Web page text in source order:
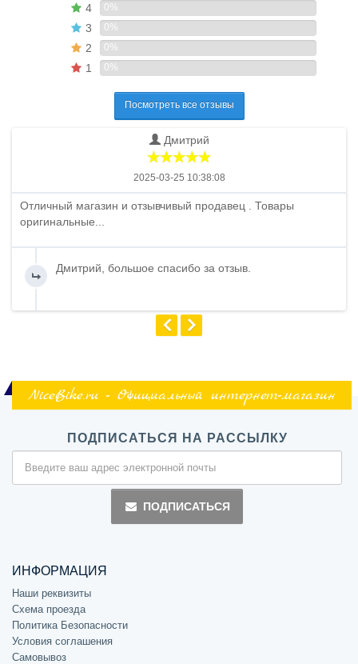
4 0%
3 0%
2 0%
1 0%
Посмотреть все отзывы
Дмитрий
2025-03-25 10:38:08
Отличный магазин и отзывчивый продавец . Товары
оригинальные...
Дмитрий, большое спасибо за отзыв.
NiceBike.ru - Официальный интернет-магазин
ПОДПИСАТЬСЯ НА РАССЫЛКУ
ПОДПИСАТЬСЯ
ИНФОРМАЦИЯ
Наши реквизиты
Схема проезда
Политика Безопасности
Условия соглашения
Самовывоз